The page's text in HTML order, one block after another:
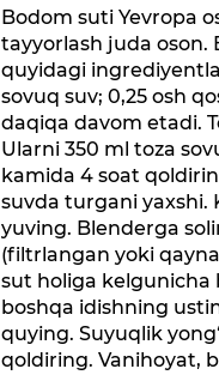
Bodom suti Yevropa
tayyorlash juda oson.
quyidagi
sovuq suv; 0,25 osh
daqiqa davom etadi.
Ularni 350 ml toza
kamida 4 soat
suvda turgani yaxshi.
yuving. Blenderga
(filtrlangan yoki
sut holiga kelgunicha
boshqa idishning
quying. Suyuqlik
qoldiring. Vanihoyat,